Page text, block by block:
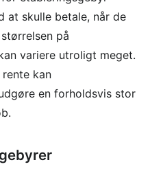
at skulle betale, når de
på
variere utroligt meget.
rente kan
en forholdsvis stor